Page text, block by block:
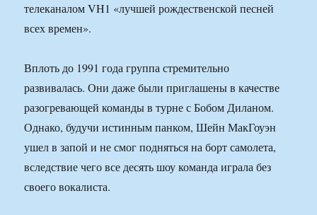
телеканалом VH1 «лучшей рождественской песней
всех времен».
Вплоть до 1991 года группа стремительно
развивалась. Они даже были приглашены в качестве
разогревающей команды в турне с Бобом Диланом.
Однако, будучи истинным панком, Шейн МакГоуэн
ушел в запой и не смог подняться на борт самолета,
вследствие чего все десять шоу команда играла без
своего вокалиста.